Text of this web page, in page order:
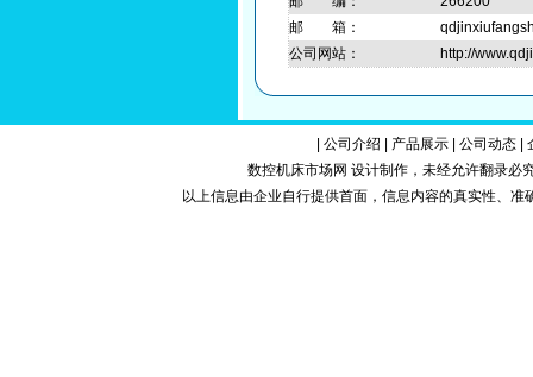
邮 箱：
公司网站：
http://
公司介绍 产品展示| 公司动态|
数控机床市场网 设计制作，未经允许翻录必
以上信息由企业自行提供首面，信息内容的真实性、